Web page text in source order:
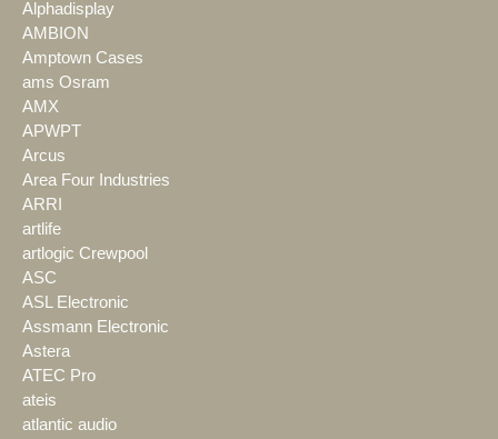
Alphadisplay
AMBION
Amptown Cases
ams Osram
AMX
APWPT
Arcus
Area Four Industries
ARRI
artlife
artlogic Crewpool
ASC
ASL Electronic
Assmann Electronic
Astera
ATEC Pro
ateis
atlantic audio